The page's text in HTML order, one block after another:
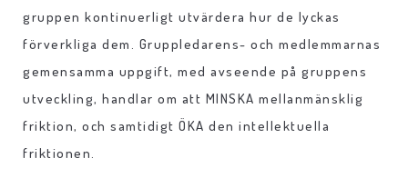
gruppen kontinuerligt utvärdera hur de lyckas
förverkliga dem. Gruppledarens- och medlemmarnas
gemensamma uppgift, med avseende på gruppens
utveckling, handlar om att MINSKA mellanmänsklig
friktion, och samtidigt ÖKA den intellektuella
friktionen.